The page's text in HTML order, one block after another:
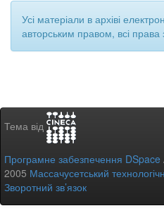
Усі матеріали в архіві
авторським правом, всі права
Тема від
Програмне забезпечення DSpace
2005 Массачусетський
Зворотний зв’язок